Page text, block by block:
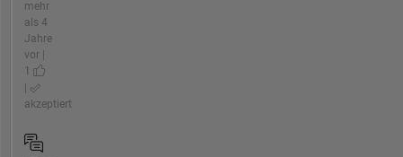
mehr
als 4
Jahre
vor |
1
akzeptiert